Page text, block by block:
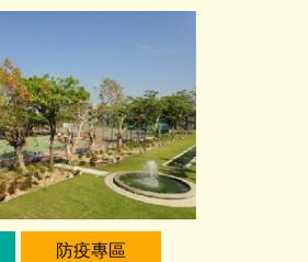
防疫專區